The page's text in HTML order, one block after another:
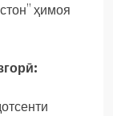
ҳимоя